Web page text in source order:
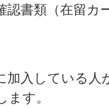
認書類（在留カ
加入している人
ます。